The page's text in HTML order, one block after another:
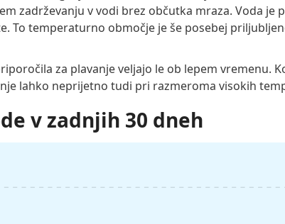
zadrževanju v vodi brez občutka mraza. Voda je
To temperaturno območje je še posebej
za plavanje veljajo le ob lepem vremenu.
lahko neprijetno tudi pri razmeroma visokih
v zadnjih 30 dneh